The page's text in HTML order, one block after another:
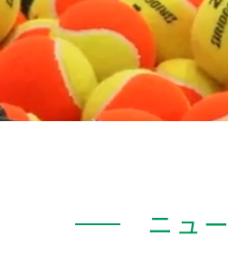
ニュ